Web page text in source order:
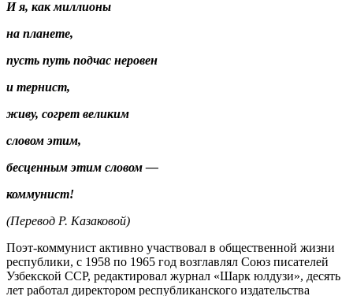
И я, как миллионы
на планете,
пусть путь подчас неровен
и тернист,
живу, согрет великим
словом этим,
бесценным этим словом —
коммунист!
(Перевод Р. Казаковой)
Поэт-коммунист активно участвовал в общественной жизни
республики, с 1958 по 1965 год возглавлял Союз писателей
Узбекской ССР, редактировал журнал «Шарк юлдузи», десять
лет работал директором республиканского издательства